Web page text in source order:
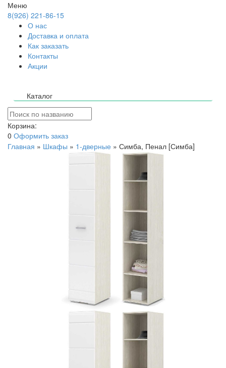
Меню
8(926) 221-86-15
О нас
Доставка и оплата
Как заказать
Контакты
Акции
Каталог
Корзина:
0 Оформить заказ
Главная » Шкафы » 1-дверные » Симба, Пенал [Симба]